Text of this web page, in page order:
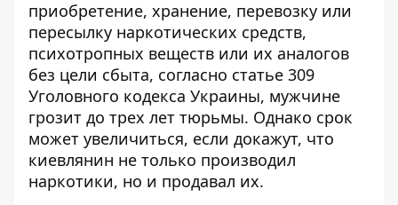
приобретение, хранение, перевозку или
пересылку наркотических средств,
психотропных веществ или их аналогов
без цели сбыта, согласно статье 309
Уголовного кодекса Украины, мужчине
грозит до трех лет тюрьмы. Однако срок
может увеличиться, если докажут, что
киевлянин не только производил
наркотики, но и продавал их.